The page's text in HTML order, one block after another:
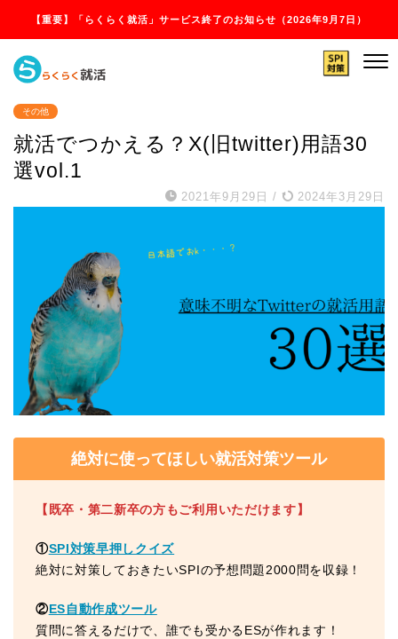
【重要】「らくらく就活」サービス終了のお知らせ（2026年9月7日）
その他
就活でつかえる？X(旧twitter)用語30
選vol.1
2021年9月29日 / 2024年3月29日
絶対に使ってほしい就活対策ツール
【既卒・第二新卒の方もご利用いただけます】
①SPI対策早押しクイズ
絶対に対策しておきたいSPIの予想問題2000問を収録！
②ES自動作成ツール
質問に答えるだけで、誰でも受かるESが作れます！